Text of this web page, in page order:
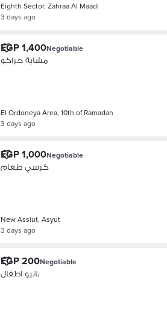
Eighth Sector, Zahraa Al Maadi
3 days ago
EGP 1,400Negotiable
مشاية جراكو
El Ordoneya Area, 10th of Ramadan
3 days ago
EGP 1,000Negotiable
كرسي طعام
New Assiut, Asyut
3 days ago
EGP 200Negotiable
بانيو اطفال